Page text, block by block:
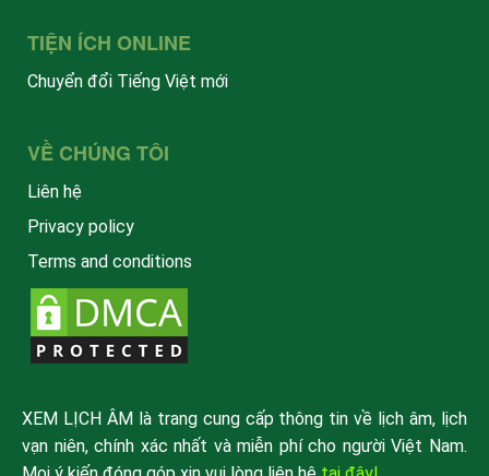
TIỆN ÍCH ONLINE
Chuyển đổi Tiếng Việt mới
VỀ CHÚNG TÔI
Liên hệ
Privacy policy
Terms and conditions
XEM LỊCH ÂM là trang cung cấp thông tin về lịch âm, lịch
vạn niên, chính xác nhất và miễn phí cho người Việt Nam.